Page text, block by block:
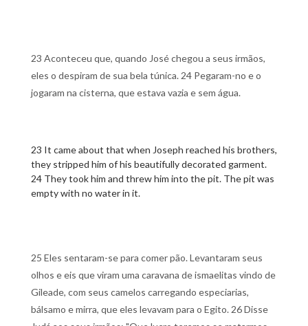
23 Aconteceu que, quando José chegou a seus irmãos,
eles o despiram de sua bela túnica. 24 Pegaram-no e o
jogaram na cisterna, que estava vazia e sem água.
23 It came about that when Joseph reached his brothers,
they stripped him of his beautifully decorated garment.
24 They took him and threw him into the pit. The pit was
empty with no water in it.
25 Eles sentaram-se para comer pão. Levantaram seus
olhos e eis que viram uma caravana de ismaelitas vindo de
Gileade, com seus camelos carregando especiarias,
bálsamo e mirra, que eles levavam para o Egito. 26 Disse